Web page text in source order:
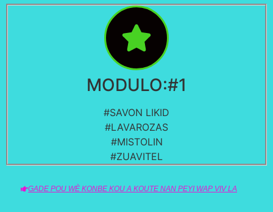
MODULO:#1
#SAVON LIKID
#LAVAROZAS
#MISTOLIN
#ZUAVITEL
GADE POU WÈ KONBE KOU A KOUTE NAN PEYI WAP VIV LA